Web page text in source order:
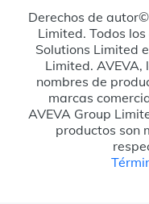
Derechos de
Limited. Todos
Solutions Limited
Limited. AVEVA,
nombres de
marcas
AVEVA Group
productos son